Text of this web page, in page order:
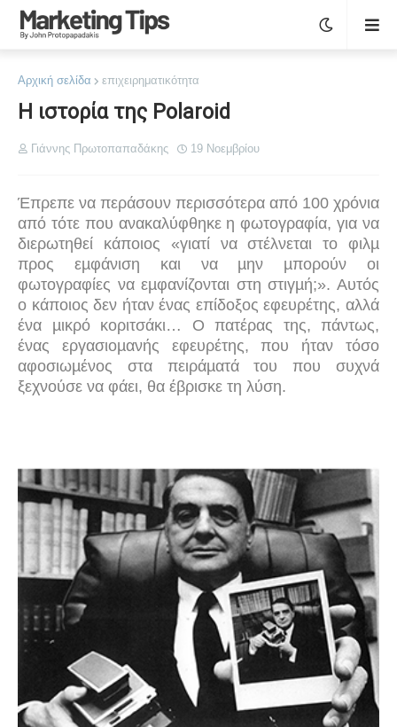
Αρχική σελίδα επιχειρηματικότητα
Η ιστορία της Polaroid
Γιάννης Πρωτοπαπαδάκης 19 Νοεμβρίου
Έπρεπε να περάσουν περισσότερα από 100 χρόνια
από τότε που ανακαλύφθηκε η φωτογραφία, για να
διερωτηθεί κάποιος «γιατί να στέλνεται το φιλµ
προς εµφάνιση και να µην µπορούν οι
φωτογραφίες να εµφανίζονται στη στιγµή;». Αυτός
ο κάποιος δεν ήταν ένας επίδοξος εφευρέτης, αλλά
ένα µικρό κοριτσάκι… Ο πατέρας της, πάντως,
ένας εργασιοµανής εφευρέτης, που ήταν τόσο
αφοσιωµένος στα πειράµατά του που συχνά
ξεχνούσε να φάει, θα έβρισκε τη λύση.